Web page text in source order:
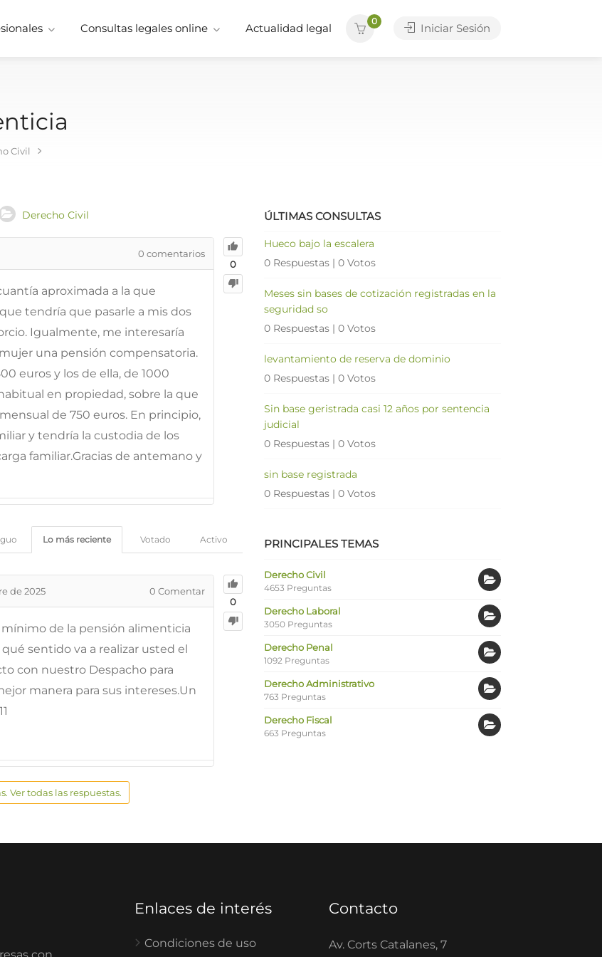
Consultas legales online Actualidad legal
0
Iniciar Sesión
Civil
Derecho Civil
0
0 comentarios
aproximada a la que
tendría que pasarle a mis dos
Igualmente, me interesaría
una pensión compensatoria.
euros y los de ella, de 1000
en propiedad, sobre la que
de 750 euros. En principio,
y tendría la custodia de los
familiar.Gracias de antemano y
Activo
Votado
Lo más reciente
0
de 2025 0 Comentar
de la pensión alimenticia
sentido va a realizar usted el
con nuestro Despacho para
manera para sus intereses.Un
Ver todas las respuestas.
ÚLTIMAS CONSULTAS
Hueco bajo la escalera
0 Respuestas | 0 Votos
Meses sin bases de cotización registradas en la
seguridad so
0 Respuestas | 0 Votos
levantamiento de reserva de dominio
0 Respuestas | 0 Votos
Sin base geristrada casi 12 años por sentencia
judicial
0 Respuestas | 0 Votos
sin base registrada
0 Respuestas | 0 Votos
PRINCIPALES TEMAS
Derecho Civil
4653 Preguntas
Derecho Laboral
3050 Preguntas
Derecho Penal
1092 Preguntas
Derecho Administrativo
763 Preguntas
Derecho Fiscal
663 Preguntas
Enlaces de interés
Condiciones de uso
Contacto
Av. Corts Catalanes, 7